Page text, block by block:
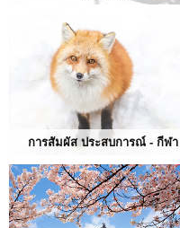
การสัมผัส ประสบการณ์ - กีฬา